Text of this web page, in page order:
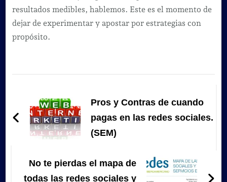
resultados medibles, hablemos. Este es el momento de
dejar de experimentar y apostar por estrategias con
propósito.
de
entradas
Pros y Contras de cuando
pagas en las redes sociales.
(SEM)
No te pierdas el mapa de
todas las redes sociales y